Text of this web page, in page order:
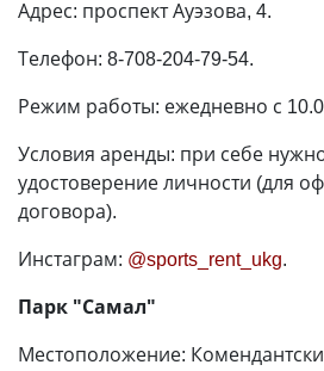
Адрес: проспект Ауэзова, 4.
Телефон: 8-708-204-79-54.
Режим работы: ежедневно с
Условия аренды: при себе
удостоверение личности (для
договора).
Инстаграм: @sports_rent_ukg.
Парк "Самал"
Местоположение: